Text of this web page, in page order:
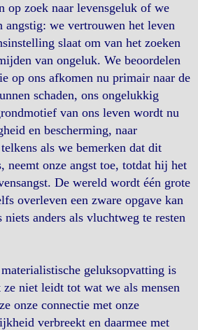
op zoek naar levensgeluk of we
angstig: we vertrouwen het leven
slaat om van het zoeken
van ongeluk. We beoordelen
op ons afkomen nu primair naar de
schaden, ons ongelukkig
van ons leven wordt nu
en bescherming, naar
als we bemerken dat dit
neemt onze angst toe, totdat hij het
De wereld wordt één grote
overleven een zware opgave kan
anders als vluchtweg te resten
geluksopvatting is
niet leidt tot wat we als mensen
onze connectie met onze
verbreekt en daarmee met